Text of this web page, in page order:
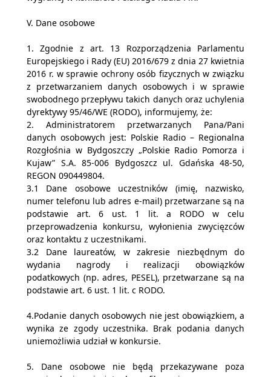
V. Dane osobowe
1. Zgodnie z art. 13 Rozporządzenia Parlamentu
Europejskiego i Rady (EU) 2016/679 z dnia 27 kwietnia
2016 r. w sprawie ochrony osób fizycznych w związku
z przetwarzaniem danych osobowych i w sprawie
swobodnego przepływu takich danych oraz uchylenia
dyrektywy 95/46/WE (RODO), informujemy, że:
2. Administratorem przetwarzanych Pana/Pani
danych osobowych jest: Polskie Radio – Regionalna
Rozgłośnia w Bydgoszczy „Polskie Radio Pomorza i
Kujaw” S.A. 85-006 Bydgoszcz ul. Gdańska 48-50,
REGON 090449804.
3.1 Dane osobowe uczestników (imię, nazwisko,
numer telefonu lub adres e-mail) przetwarzane są na
podstawie art. 6 ust. 1 lit. a RODO w celu
przeprowadzenia konkursu, wyłonienia zwycięzców
oraz kontaktu z uczestnikami.
3.2 Dane laureatów, w zakresie niezbędnym do
wydania nagrody i realizacji obowiązków
podatkowych (np. adres, PESEL), przetwarzane są na
podstawie art. 6 ust. 1 lit. c RODO.
4.Podanie danych osobowych nie jest obowiązkiem, a
wynika ze zgody uczestnika. Brak podania danych
uniemożliwia udział w konkursie.
5. Dane osobowe nie będą przekazywane poza